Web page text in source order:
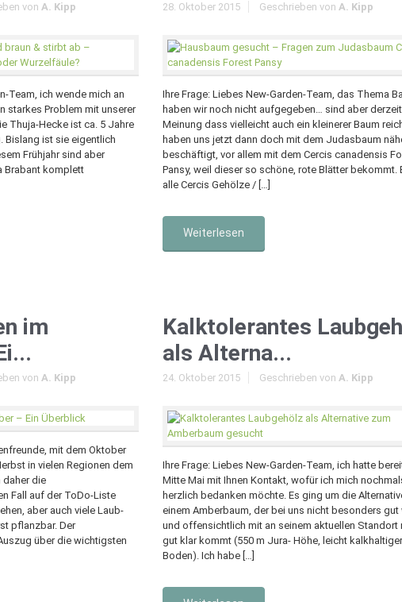
von A. Kipp
Team, ich wende mich an
starkes Problem mit unserer
Thuja-Hecke ist ca. 5 Jahre
Bislang ist sie eigentlich
Frühjahr sind aber
Brabant komplett
28. Oktober 2015 Geschrieben von A. Kipp
Ihre Frage: Liebes New-Garden-Team, das Thema
haben wir noch nicht aufgegeben… sind aber
Meinung dass vielleicht auch ein kleinerer Baum
haben uns jetzt dann doch mit dem Judasbaum
beschäftigt, vor allem mit dem Cercis canadensis
Pansy, weil dieser so schöne, rote Blätter bekommt.
alle Cercis Gehölze / […]
Weiterlesen
im
von A. Kipp
mit dem Oktober
in vielen Regionen dem
daher die
Fall auf der ToDo-Liste
aber auch viele Laub-
pflanzbar. Der
über die wichtigsten
Kalktolerantes
als Alterna...
24. Oktober 2015 Geschrieben von A. Kipp
Ihre Frage: Liebes New-Garden-Team, ich hatte
Mitte Mai mit Ihnen Kontakt, wofür ich mich
herzlich bedanken möchte. Es ging um die
einem Amberbaum, der bei uns nicht besonders gut
und offensichtlich mit an seinem aktuellen Standort
gut klar kommt (550 m Jura- Höhe, leicht kalkhaltiger
Boden). Ich habe […]